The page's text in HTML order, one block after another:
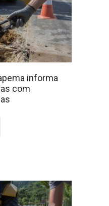
informa
com